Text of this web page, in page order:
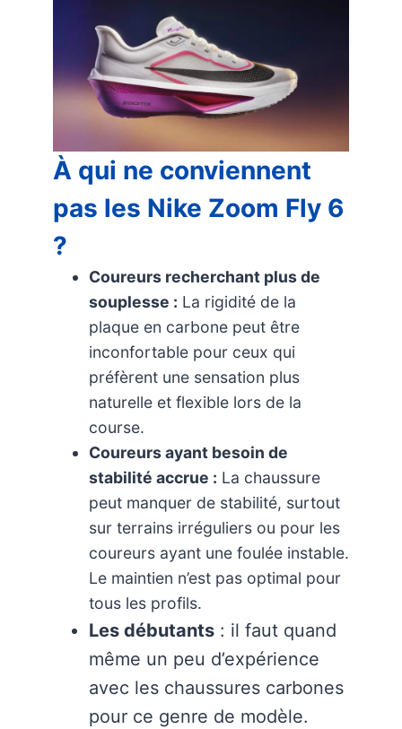
À qui ne conviennent
pas les Nike Zoom Fly 6
?
Coureurs recherchant plus de
souplesse : La rigidité de la
plaque en carbone peut être
inconfortable pour ceux qui
préfèrent une sensation plus
naturelle et flexible lors de la
course.
Coureurs ayant besoin de
stabilité accrue : La chaussure
peut manquer de stabilité, surtout
sur terrains irréguliers ou pour les
coureurs ayant une foulée instable.
Le maintien n’est pas optimal pour
tous les profils.
Les débutants : il faut quand
même un peu d’expérience
avec les chaussures carbones
pour ce genre de modèle.